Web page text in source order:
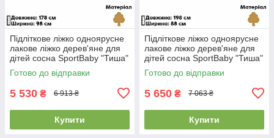
Підліткове ліжко одноярусне
лакове ліжко дерев'яне для
дітей сосна SportBaby "Тиша"
(90x170см)
Готово до відправки
5 530 ₴ 6 913 ₴
Купити
Підліткове ліжко одноярусне
лакове ліжко дерев'яне для
дітей сосна SportBaby "Тиша"
(80x190см)
Готово до відправки
5 650 ₴ 7 063 ₴
Купити